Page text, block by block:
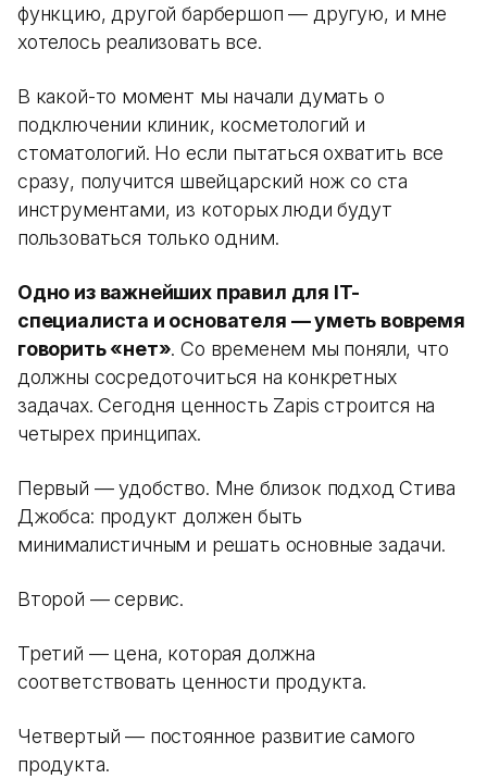
функцию, другой барбершоп — другую, и мне
хотелось реализовать все.
В какой-то момент мы начали думать о
подключении клиник, косметологий и
стоматологий. Но если пытаться охватить все
сразу, получится швейцарский нож со ста
инструментами, из которых люди будут
пользоваться только одним.
Одно из важнейших правил для IT-
специалиста и основателя — уметь вовремя
говорить «нет». Со временем мы поняли, что
должны сосредоточиться на конкретных
задачах. Сегодня ценность Zapis строится на
четырех принципах.
Первый — удобство. Мне близок подход Стива
Джобса: продукт должен быть
минималистичным и решать основные задачи.
Второй — сервис.
Третий — цена, которая должна
соответствовать ценности продукта.
Четвертый — постоянное развитие самого
продукта.